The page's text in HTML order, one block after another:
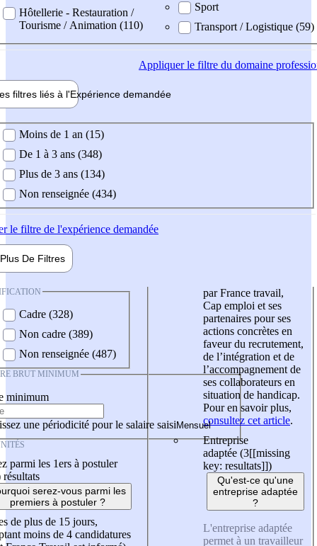
Hôtellerie - Restauration /
Tourisme / Animation (110)
Sport
Transport / Logistique (59)
Appliquerle filtre du domaine
filtres liés à l'Expérience demandée
demandée
Moins de 1 an (15)
De 1 à 3 ans (348)
Plus de 3 ans (134)
Non renseignée (434)
le filtre de l'expérience demandée
Plus De Filtres
Cadre (328)
Non cadre (389)
Non renseignée (487)
BRUT MINIMUM
minimum
une périodicité pour le salaire saisi
parmi les 1ers à postuler
résultats
serez-vous parmi les
premiers à postuler ?
de plus de 15 jours,
moins de 4 candidatures
par France travail,
Cap emploi et ses
partenaires pour ses
actions concrètes en
faveur du recrutement,
de l’intégration et de
l’accompagnement de
ses collaborateurs en
situation de handicap.
Pour en savoir plus,
consultez cet article.
Entreprise
adaptée (3[[missing
key: resultats]])
Qu'est-ce qu'une
entreprise adaptée
?
L'entreprise adaptée
permet à un travailleur